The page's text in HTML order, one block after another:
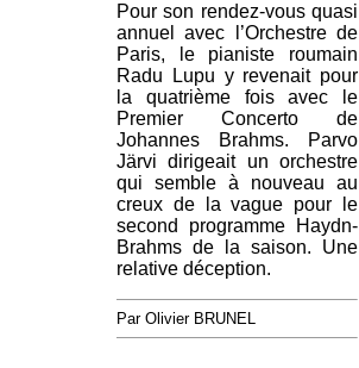
Pour son rendez-vous quasi
annuel avec l’Orchestre de
Paris, le pianiste roumain
Radu Lupu y revenait pour
la quatrième fois avec le
Premier Concerto de
Johannes Brahms. Parvo
Järvi dirigeait un orchestre
qui semble à nouveau au
creux de la vague pour le
second programme Haydn-
Brahms de la saison. Une
relative déception.
Par Olivier BRUNEL